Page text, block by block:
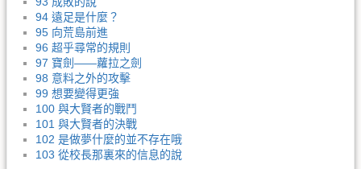
94 遠足是什麼？
95 向荒島前進
96 超乎尋常的規則
97 寶劍——蘿拉之劍
98 意料之外的攻擊
99 想要變得更強
100 與大賢者的戰鬥
101 與大賢者的決戰
102 是做夢什麼的並不存在哦
103 從校長那裏來的信息的說